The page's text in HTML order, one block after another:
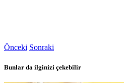
Önceki Sonraki
Bunlar da ilginizi çekebilir